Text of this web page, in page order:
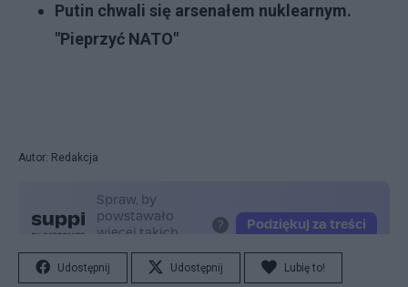
Putin chwali się arsenałem nuklearnym.
"Pieprzyć NATO"
Autor: Redakcja
Udostępnij Udostępnij Lubię to!